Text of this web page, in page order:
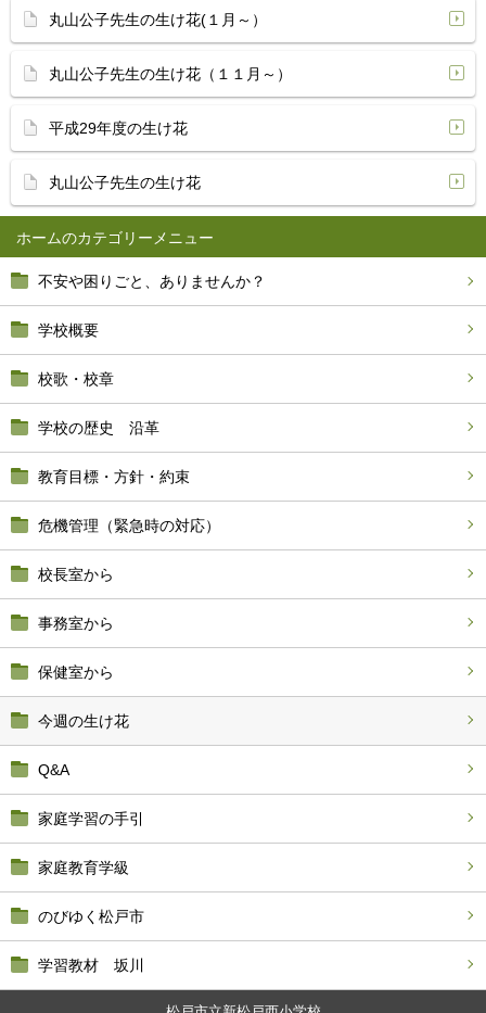
ホーム
不安や困りごと、ありませんか？
学校概要
校歌・校章
学校の歴史 沿革
教育目標・方針・約束
危機管理（緊急時の対応）
校長室から
事務室から
保健室から
今週の生け花
Q&A
家庭学習の手引
家庭教育学級
のびゆく松戸市
学習教材 坂川
丸山公子先生の生け花(１月～）
丸山公子先生の生け花（１１月～）
平成29年度の生け花
丸山公子先生の生け花